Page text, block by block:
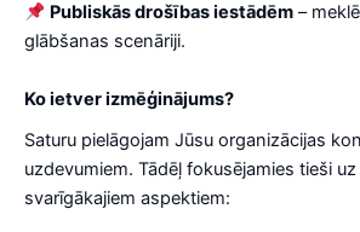
Publiskās drošības iestādēm–
glābšanas scenāriji.
Ko ietver izmēģinājums?
Saturu pielāgojam Jūsu organizācijas
uzdevumiem. Tādēļ fokusējamies tieši
svarīgākajiem aspektiem: